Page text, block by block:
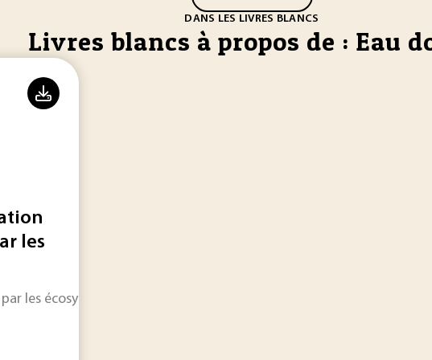
DANS LES LIVRES BLANCS
Livres blancs à propos de : Eau
les
les écosystèmes aux entreprises